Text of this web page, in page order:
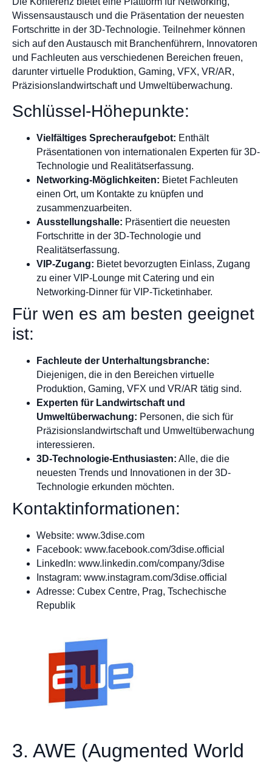
Wissensaustausch und die Präsentation der neuesten
Fortschritte in der 3D-Technologie. Teilnehmer können
sich auf den Austausch mit Branchenführern, Innovatoren
und Fachleuten aus verschiedenen Bereichen freuen,
darunter virtuelle Produktion, Gaming, VFX, VR/AR,
Präzisionslandwirtschaft und Umweltüberwachung.
Schlüssel-Höhepunkte:
Vielfältiges Sprecheraufgebot: Enthält
Präsentationen von internationalen Experten für 3D-
Technologie und Realitätserfassung.
Networking-Möglichkeiten: Bietet Fachleuten
einen Ort, um Kontakte zu knüpfen und
zusammenzuarbeiten.
Ausstellungshalle: Präsentiert die neuesten
Fortschritte in der 3D-Technologie und
Realitätserfassung.
VIP-Zugang: Bietet bevorzugten Einlass, Zugang
zu einer VIP-Lounge mit Catering und ein
Networking-Dinner für VIP-Ticketinhaber.
Für wen es am besten geeignet
ist:
Fachleute der Unterhaltungsbranche:
Diejenigen, die in den Bereichen virtuelle
Produktion, Gaming, VFX und VR/AR tätig sind.
Experten für Landwirtschaft und
Umweltüberwachung: Personen, die sich für
Präzisionslandwirtschaft und Umweltüberwachung
interessieren.
3D-Technologie-Enthusiasten: Alle, die die
neuesten Trends und Innovationen in der 3D-
Technologie erkunden möchten.
Kontaktinformationen:
Website: www.3dise.com
Facebook: www.facebook.com/3dise.official
LinkedIn: www.linkedin.com/company/3dise
Instagram: www.instagram.com/3dise.official
Adresse: Cubex Centre, Prag, Tschechische
Republik
3. AWE (Augmented World